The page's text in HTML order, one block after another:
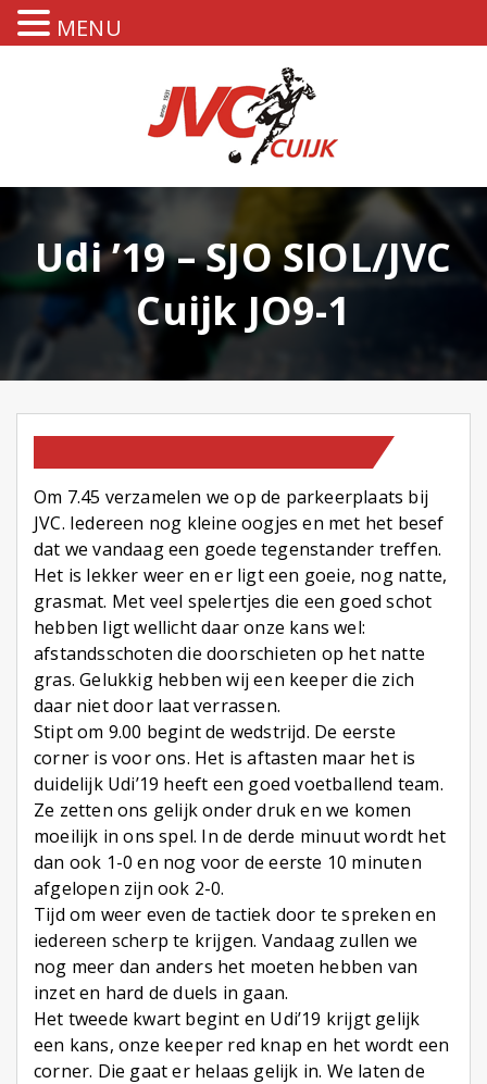
Udi ’19 – SJO SIOL/JVC
Cuijk JO9-1
Om 7.45 verzamelen we op de parkeerplaats bij
JVC. Iedereen nog kleine oogjes en met het besef
dat we vandaag een goede tegenstander treffen.
Het is lekker weer en er ligt een goeie, nog natte,
grasmat. Met veel spelertjes die een goed schot
hebben ligt wellicht daar onze kans wel:
afstandsschoten die doorschieten op het natte
gras. Gelukkig hebben wij een keeper die zich
daar niet door laat verrassen.
Stipt om 9.00 begint de wedstrijd. De eerste
corner is voor ons. Het is aftasten maar het is
duidelijk Udi’19 heeft een goed voetballend team.
Ze zetten ons gelijk onder druk en we komen
moeilijk in ons spel. In de derde minuut wordt het
dan ook 1-0 en nog voor de eerste 10 minuten
afgelopen zijn ook 2-0.
Tijd om weer even de tactiek door te spreken en
iedereen scherp te krijgen. Vandaag zullen we
nog meer dan anders het moeten hebben van
inzet en hard de duels in gaan.
Het tweede kwart begint en Udi’19 krijgt gelijk
een kans, onze keeper red knap en het wordt een
corner. Die gaat er helaas gelijk in. We laten de
MENU